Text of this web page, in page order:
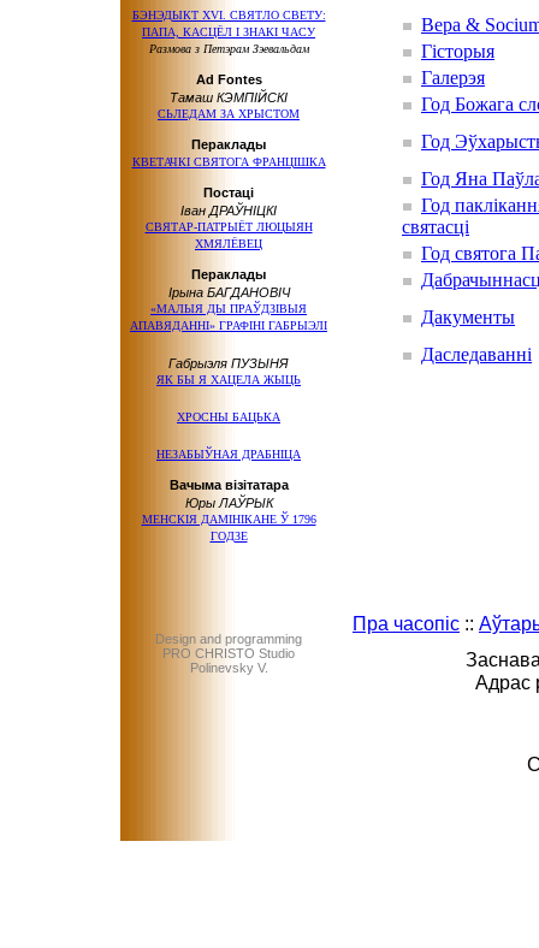
БЭНЭДЫКТ XVI. СВЯТЛО СВЕТУ:
ПАПА, КАСЦЁЛ І ЗНАКІ ЧАСУ
Размова з Петэрам Зэевальдам
Ad Fontes
Тамаш КЭМПІЙСКІ
СЬЛЕДАМ ЗА ХРЫСТОМ
Пераклады
КВЕТАЧКІ СВЯТОГА ФРАНЦІШКА
Постаці
Іван ДРАЎНІЦКІ
СВЯТАР-ПАТРЫЁТ ЛЮЦЫЯН
ХМЯЛЁВЕЦ
Пераклады
Ірына БАГДАНОВІЧ
«МАЛЫЯ ДЫ ПРАЎДЗІВЫЯ
АПАВЯДАННІ» ГРАФІНІ ГАБРЫЭЛІ
Габрыэля ПУЗЫНЯ
ЯК БЫ Я ХАЦЕЛА ЖЫЦЬ
ХРОСНЫ БАЦЬКА
НЕЗАБЫЎНАЯ ДРАБНІЦА
Вачыма візітатара
Юры ЛАЎРЫК
МЕНСКІЯ ДАМІНІКАНЕ Ў 1796
ГОДЗЕ
Вера &
Гісторыя
Галерэя
Год Божага
Год
Год Яна
Год
святасці
Год святога
Дакументы
Даследаванні
Design and programming
PRO CHRISTO Studio
Polinevsky V.
Пра часопіс ::
Адрас